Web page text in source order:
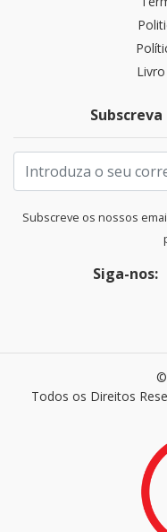
Subscreve os nossos
Siga-nos:
©
Todos os Direitos